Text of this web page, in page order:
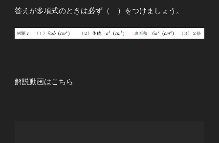
答えが多項式のときは必ず（ ）をつけましょう。
解説動画はこちら